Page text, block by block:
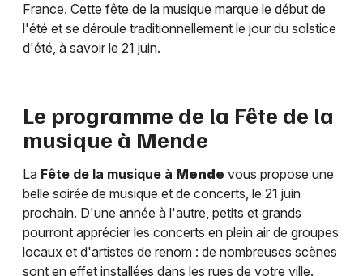
France. Cette fête de la musique marque le début de
l'été et se déroule traditionnellement le jour du solstice
d'été, à savoir le 21 juin.
Le programme de la Fête de la
musique à Mende
La Fête de la musique à Mende vous propose une
belle soirée de musique et de concerts, le 21 juin
prochain. D'une année à l'autre, petits et grands
pourront apprécier les concerts en plein air de groupes
locaux et d'artistes de renom : de nombreuses scènes
sont en effet installées dans les rues de votre ville.